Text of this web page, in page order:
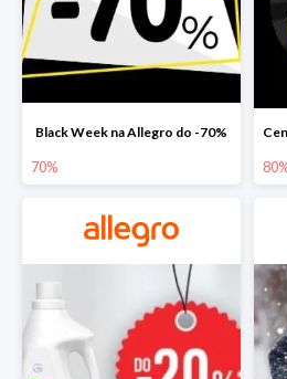
Black Week na Allegro do -70%
70%